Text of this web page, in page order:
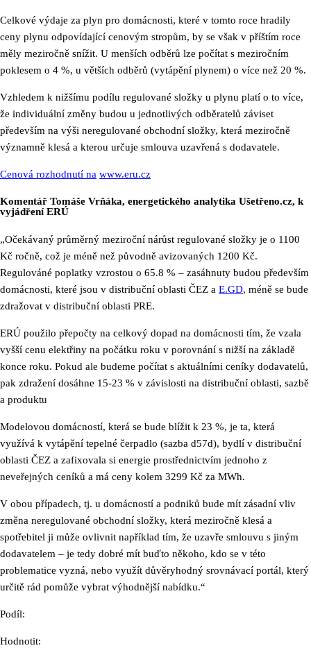
Celkové výdaje za plyn pro domácnosti, které v tomto roce hradily
ceny plynu odpovídající cenovým stropům, by se však v příštím roce
měly meziročně snížit. U menších odběrů lze počítat s meziročním
poklesem o 4 %, u větších odběrů (vytápění plynem) o více než 20 %.
Vzhledem k nižšímu podílu regulované složky u plynu platí o to více,
že individuální změny budou u jednotlivých odběratelů záviset
především na výši neregulované obchodní složky, která meziročně
významně klesá a kterou určuje smlouva uzavřená s dodavatele.
Cenová rozhodnutí na www.eru.cz
Komentář Tomáše Vrňáka, energetického analytika Ušetřeno.cz, k
vyjádření ERÚ
„Očekávaný průměrný meziroční nárůst regulované složky je o 1100
Kč ročně, což je méně než původně avizovaných 1200 Kč.
Regulováné poplatky vzrostou o 65.8 % – zasáhnuty budou především
domácnosti, které jsou v distribuční oblasti ČEZ a E.GD, méně se bude
zdražovat v distribuční oblasti PRE.
ERÚ použilo přepočty na celkový dopad na domácnosti tím, že vzala
vyšší cenu elektřiny na počátku roku v porovnání s nižší na základě
konce roku. Pokud ale budeme počítat s aktuálními ceníky dodavatelů,
pak zdražení dosáhne 15-23 % v závislosti na distribuční oblasti, sazbě
a produktu
Modelovou domácností, která se bude blížit k 23 %, je ta, která
využívá k vytápění tepelné čerpadlo (sazba d57d), bydlí v distribuční
oblasti ČEZ a zafixovala si energie prostřednictvím jednoho z
neveřejných ceníků a má ceny kolem 3299 Kč za MWh.
V obou případech, tj. u domácností a podniků bude mít zásadní vliv
změna neregulované obchodní složky, která meziročně klesá a
spotřebitel ji může ovlivnit například tím, že uzavře smlouvu s jiným
dodavatelem – je tedy dobré mít buďto někoho, kdo se v této
problematice vyzná, nebo využít důvěryhodný srovnávací portál, který
určitě rád pomůže vybrat výhodnější nabídku.“
Podíl:
Hodnotit: